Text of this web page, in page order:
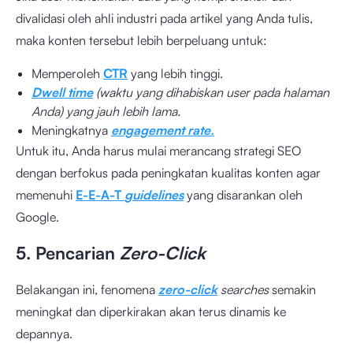
divalidasi oleh ahli industri pada artikel yang Anda tulis,
maka konten tersebut lebih berpeluang untuk:
Memperoleh CTR yang lebih tinggi.
Dwell time(waktu yang dihabiskan user pada halaman
Anda) yang jauh lebih lama.
Meningkatnya engagement rate.
Untuk itu, Anda harus mulai merancang strategi SEO
dengan berfokus pada peningkatan kualitas konten agar
memenuhi E-E-A-T guidelines yang disarankan oleh
Google.
5. Pencarian Zero-Click
Belakangan ini, fenomena zero-clicksearchessemakin
meningkat dan diperkirakan akan terus dinamis ke
depannya.